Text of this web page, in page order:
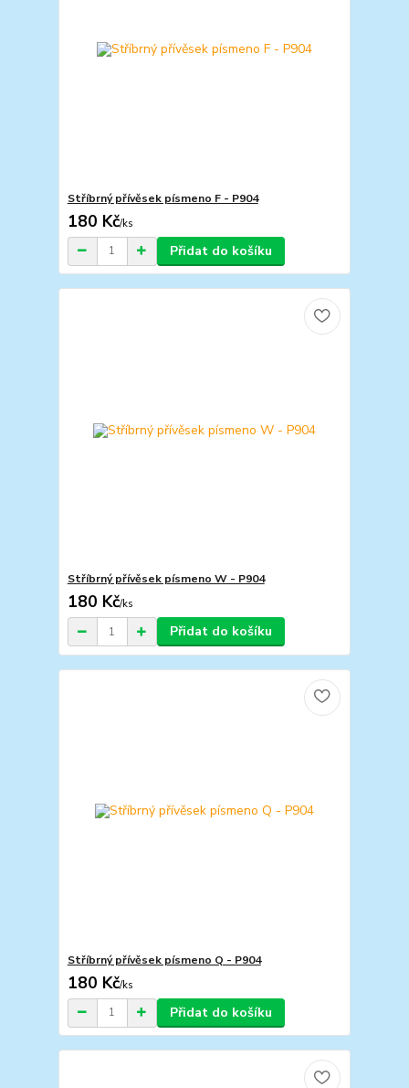
Stříbrný přívěsek písmeno F - P904
180 Kč/ks
Přidat do košíku
Stříbrný přívěsek písmeno W - P904
180 Kč/ks
Přidat do košíku
Stříbrný přívěsek písmeno Q - P904
180 Kč/ks
Přidat do košíku